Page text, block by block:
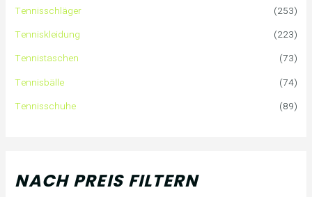
n
a
c
h
Tennisschläger
(253)
Tenniskleidung
(223)
Tennistaschen
(73)
Tennisbälle
(74)
Tennisschuhe
(89)
NACH PREIS FILTERN
e
i
s
e
i
s